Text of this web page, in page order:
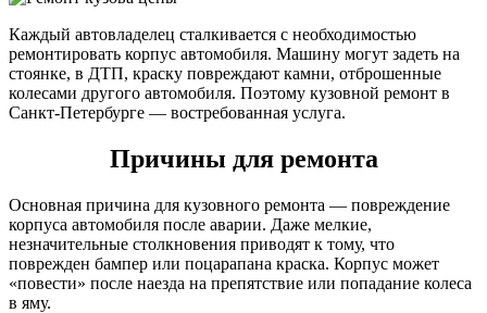
Каждый автовладелец сталкивается с необходимостью
ремонтировать корпус автомобиля. Машину могут задеть на
стоянке, в ДТП, краску повреждают камни, отброшенные
колесами другого автомобиля. Поэтому кузовной ремонт в
Санкт-Петербурге — востребованная услуга.
Причины для ремонта
Основная причина для кузовного ремонта — повреждение
корпуса автомобиля после аварии. Даже мелкие,
незначительные столкновения приводят к тому, что
поврежден бампер или поцарапана краска. Корпус может
«повести» после наезда на препятствие или попадание колеса
в яму.